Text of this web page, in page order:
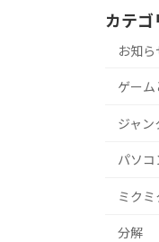
カテゴ
お知ら
ゲーム
ジャン
パソコ
ミク
分解